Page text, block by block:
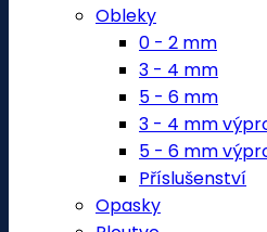
Obleky
0 - 2 mm
3 - 4 mm
5 - 6 mm
3 - 4 mm
5 - 6 mm
Příslušenství
Opasky